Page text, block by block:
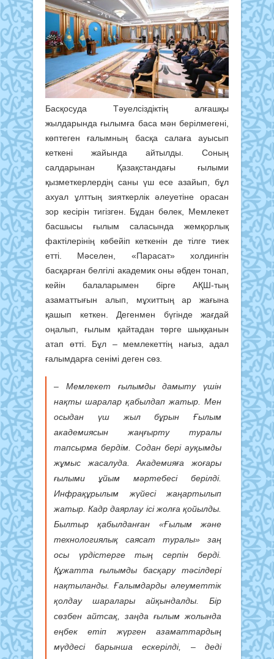
Басқосуда Тәуелсіздіктің алғашқы
жылдарында ғылымға баса мән берілмегені,
көптеген ғалымның басқа салаға ауысып
кеткені жайында айтылды. Соның
салдарынан Қазақстандағы ғылыми
қызметкерлердің саны үш есе азайып, бұл
ахуал ұлттың зияткерлік әлеуетіне орасан
зор кесірін тигізген. Бұдан бөлек, Мемлекет
басшысы ғылым саласында жемқорлық
фактілерінің көбейіп кеткенін де тілге тиек
етті. Мәселен, «Парасат» холдингін
басқарған белгілі академик оны әбден тонап,
кейін балаларымен бірге АҚШ-тың
азаматтығын алып, мұхиттың ар жағына
қашып кеткен. Дегенмен бүгінде жағдай
оңалып, ғылым қайтадан төрге шыққанын
атап өтті. Бұл – мемлекеттің нағыз, адал
ғалымдарға сенімі деген сөз.
– Мемлекет ғылымды дамыту үшін
нақты шаралар қабылдап жатыр. Мен
осыдан үш жыл бұрын Ғылым
академиясын жаңғырту туралы
тапсырма бердім. Содан бері ауқымды
жұмыс жасалуда. Академияға жоғары
ғылыми ұйым мәртебесі берілді.
Инфрақұрылым жүйесі жаңартылып
жатыр. Кадр даярлау ісі жолға қойылды.
Былтыр қабылданған «Ғылым және
технологиялық саясат туралы» заң
осы үрдістерге тың серпін берді.
Құжатта ғылымды басқару тәсілдері
нақтыланды. Ғалымдарды әлеуметтік
қолдау шаралары айқындалды. Бір
сөзбен айтсақ, заңда ғылым жолында
еңбек етіп жүрген азаматтардың
мүддесі барынша ескерілді, – деді